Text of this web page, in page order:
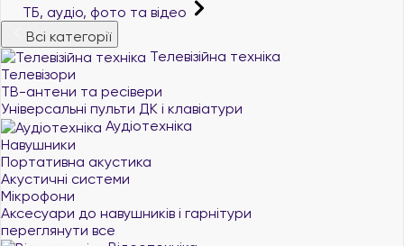
ТБ, аудіо, фото та відео
Всі категорії
Телевізійна техніка
Телевізори
ТВ-антени та ресівери
Універсальні пульти ДК і клавіатури
Аудіотехніка
Навушники
Портативна акустика
Акустичні системи
Мікрофони
Аксесуари до навушників і гарнітури
переглянути все